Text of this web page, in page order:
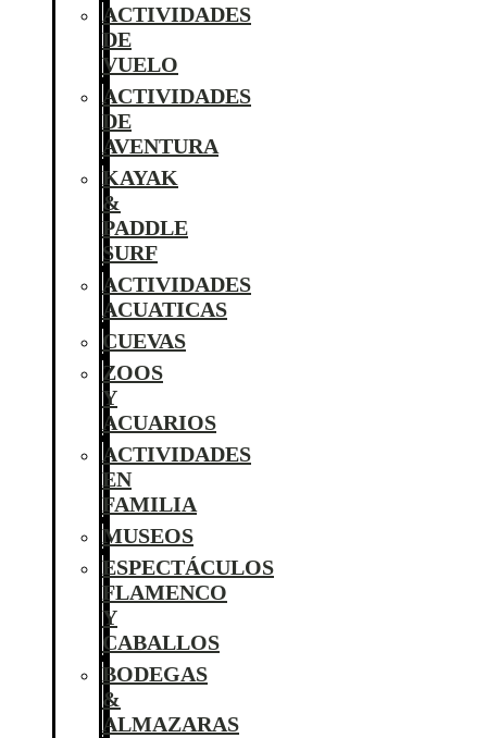
ACTIVIDADES
DE
VUELO
ACTIVIDADES
DE
AVENTURA
KAYAK
&
PADDLE
SURF
ACTIVIDADES
ACUATICAS
CUEVAS
ZOOS
Y
ACUARIOS
ACTIVIDADES
EN
FAMILIA
MUSEOS
ESPECTÁCULOS
FLAMENCO
Y
CABALLOS
BODEGAS
&
ALMAZARAS